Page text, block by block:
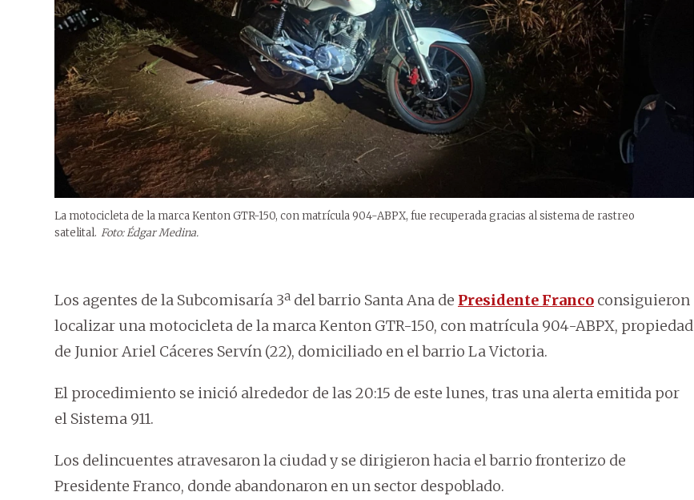
La motocicleta de la marca Kenton GTR-150, con matrícula 904-ABPX, fue recuperada gracias al sistema de rastreo
satelital. Foto: Édgar Medina.
Los agentes de la Subcomisaría 3ª del barrio Santa Ana de Presidente Franco consiguieron
localizar una motocicleta de la marca Kenton GTR-150, con matrícula 904-ABPX, propiedad
de Junior Ariel Cáceres Servín (22), domiciliado en el barrio La Victoria.
El procedimiento se inició alrededor de las 20:15 de este lunes, tras una alerta emitida por
el Sistema 911.
Los delincuentes atravesaron la ciudad y se dirigieron hacia el barrio fronterizo de
Presidente Franco, donde abandonaron en un sector despoblado.